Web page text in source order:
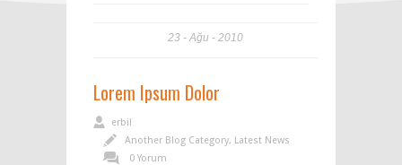
23 Ağu 2010
Lorem Ipsum Dolor
erbil
Another Blog Category, Latest News
0 Yorum